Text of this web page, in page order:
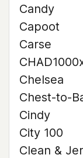
Candy
Capoot
Carse
Chelsea
Chest-to-
Cindy
City 100
Clean &